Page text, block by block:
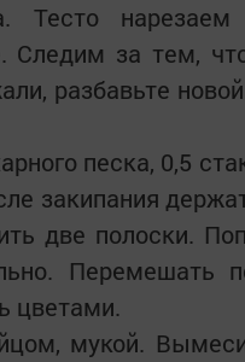
Тесто
Следим за тем,
разбавьте
песка, 0,5
закипания
две полоски.
Перемешать
цветами.
мукой.